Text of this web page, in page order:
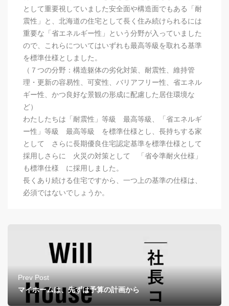
として重要視していました安全面や構造面でもある「耐
震性」と、北海道の住宅として長く住み続けられるには
重要な「省エネルギー性」という分野が入っていました
ので、これらについてはいずれも最高等級を取れる基準
を標準仕様としました。
（７つの分野：構造躯体の劣化対策、耐震性、維持管
理・更新の容易性、可変性、バリアフリー性、省エネル
ギー性、かつ良好な景観の形成に配慮した居住環境な
ど）
わたしたちは「耐震性」等級 最高等級、「省エネルギ
ー性」等級 最高等級 を標準仕様とし、長持ちする家
として さらに長期優良住宅認定基準を標準仕様として
採用しさらに 火災の対策として 「省令準耐火仕様」
も標準仕様 に採用しました。
長くあり続ける住宅ですから、一つ上の基準の仕様は、
必須ではないでしょうか。
Prev Post
マイホームは、先ずは予算の計画から